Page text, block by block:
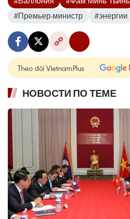
#Премьер-министр
#энергии
Theo dõi VietnamPlus
НОВОСТИ ПО ТЕМЕ